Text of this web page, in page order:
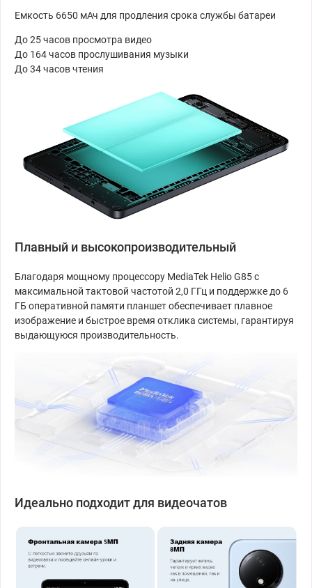
Емкость 6650 мАч для продления срока службы батареи
До 25 часов просмотра видео
До 164 часов прослушивания музыки
До 34 часов чтения
Плавный и высокопроизводительный
Благодаря мощному процессору MediaTek Helio G85 с
максимальной тактовой частотой 2,0 ГГц и поддержке до 6
ГБ оперативной памяти планшет обеспечивает плавное
изображение и быстрое время отклика системы, гарантируя
выдающуюся производительность.
Идеально подходит для видеочатов